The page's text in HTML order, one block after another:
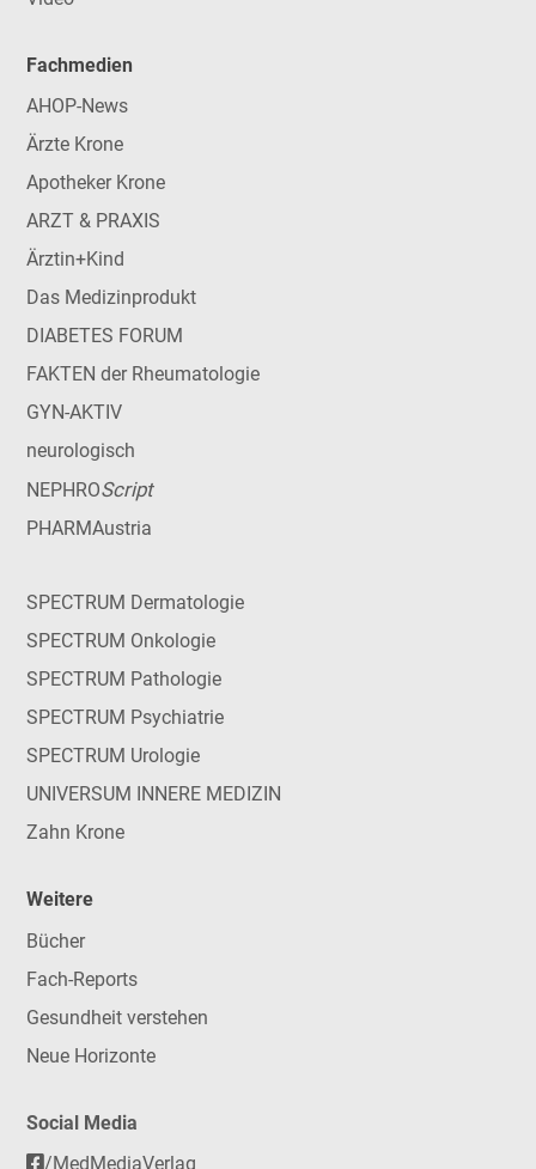
Fachmedien
AHOP-News
Ärzte Krone
Apotheker Krone
ARZT & PRAXIS
Ärztin+Kind
Das Medizinprodukt
DIABETES FORUM
FAKTEN der Rheumatologie
GYN-AKTIV
neurologisch
NEPHROScript
PHARMAustria
SPECTRUM Dermatologie
SPECTRUM Onkologie
SPECTRUM Pathologie
SPECTRUM Psychiatrie
SPECTRUM Urologie
UNIVERSUM INNERE MEDIZIN
Zahn Krone
Weitere
Bücher
Fach-Reports
Gesundheit verstehen
Neue Horizonte
Social Media
/MedMediaVerlag